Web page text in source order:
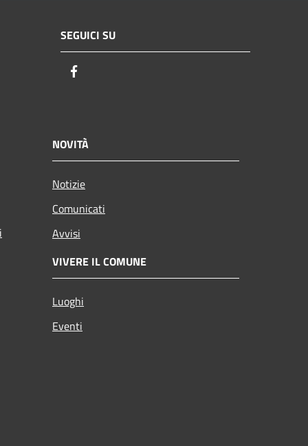
SEGUICI SU
NOVITÀ
Notizie
Comunicati
Avvisi
VIVERE IL COMUNE
Luoghi
Eventi